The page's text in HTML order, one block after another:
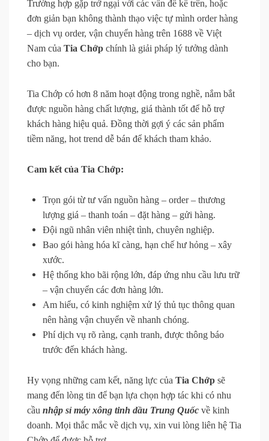
Trường hợp gặp trở ngại với các vấn đề kể trên, hoặc
đơn giản bạn không thành thạo việc tự mình order hàng
– dịch vụ order, vận chuyển hàng trên 1688 về Việt
Nam của Tia Chớp chính là giải pháp lý tưởng dành
cho bạn.
Tia Chớp có hơn 8 năm hoạt động trong nghề, nắm bắt
được nguồn hàng chất lượng, giá thành tốt để hỗ trợ
khách hàng hiệu quả. Đồng thời gợi ý các sản phẩm
tiềm năng, hot trend dễ bán để khách tham khảo.
Cam kết của Tia Chớp:
Trọn gói từ tư vấn nguồn hàng – order – thương
lượng giá – thanh toán – đặt hàng – gửi hàng.
Đội ngũ nhân viên nhiệt tình, chuyên nghiệp.
Bao gói hàng hóa kĩ càng, hạn chế hư hỏng – xây
xước.
Hệ thống kho bãi rộng lớn, đáp ứng nhu cầu lưu trữ
– vận chuyển các đơn hàng lớn.
Am hiểu, có kinh nghiệm xử lý thủ tục thông quan
nên hàng vận chuyển về nhanh chóng.
Phí dịch vụ rõ ràng, cạnh tranh, được thông báo
trước đến khách hàng.
Hy vọng những cam kết, năng lực của Tia Chớp sẽ
mang đến lòng tin để bạn lựa chọn hợp tác khi có nhu
cầu nhập sỉ máy xông tinh dầu Trung Quốc về kinh
doanh. Mọi thắc mắc về dịch vụ, xin vui lòng liên hệ Tia